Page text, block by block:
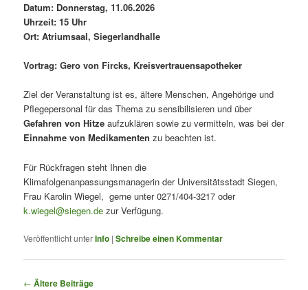
Datum: Donnerstag, 11.06.2026
Uhrzeit: 15 Uhr
Ort: Atriumsaal, Siegerlandhalle
Vortrag: Gero von Fircks, Kreisvertrauensapotheker
Ziel der Veranstaltung ist es, ältere Menschen, Angehörige und
Pflegepersonal für das Thema zu sensibilisieren und über
Gefahren von Hitze aufzuklären sowie zu vermitteln, was bei der
Einnahme von Medikamenten zu beachten ist.
Für Rückfragen steht Ihnen die
Klimafolgenanpassungsmanagerin der Universitätsstadt Siegen,
Frau Karolin Wiegel, gerne unter 0271/404-3217 oder
k.wiegel@siegen.de zur Verfügung.
Veröffentlicht unterInfo |Schreibe einen Kommentar
Beitragsnavigation
← Ältere Beiträge